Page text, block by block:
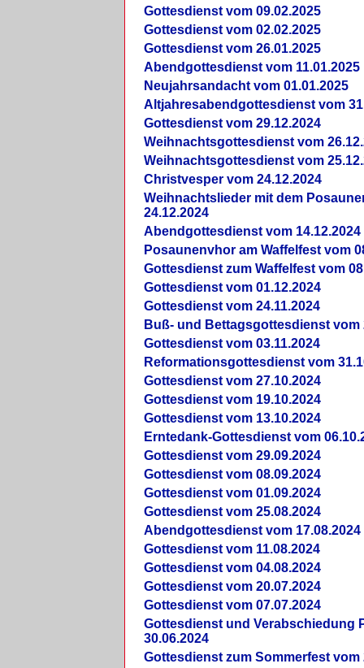
Gottesdienst vom 09.02.2025
Gottesdienst vom 02.02.2025
Gottesdienst vom 26.01.2025
Abendgottesdienst vom 11.01.2025
Neujahrsandacht vom 01.01.2025
Altjahresabendgottesdienst vom
Gottesdienst vom 29.12.2024
Weihnachtsgottesdienst vom
Weihnachtsgottesdienst vom
Christvesper vom 24.12.2024
Weihnachtslieder mit dem
24.12.2024
Abendgottesdienst vom 14.12.2024
Posaunenvhor am Waffelfest vom
Gottesdienst zum Waffelfest vom
Gottesdienst vom 01.12.2024
Gottesdienst vom 24.11.2024
Buß- und Bettagsgottesdienst vom
Gottesdienst vom 03.11.2024
Reformationsgottesdienst vom
Gottesdienst vom 27.10.2024
Gottesdienst vom 19.10.2024
Gottesdienst vom 13.10.2024
Erntedank-Gottesdienst vom
Gottesdienst vom 29.09.2024
Gottesdienst vom 08.09.2024
Gottesdienst vom 01.09.2024
Gottesdienst vom 25.08.2024
Abendgottesdienst vom 17.08.2024
Gottesdienst vom 11.08.2024
Gottesdienst vom 04.08.2024
Gottesdienst vom 20.07.2024
Gottesdienst vom 07.07.2024
Gottesdienst und Verabschiedung
30.06.2024
Gottesdienst zum Sommerfest vom